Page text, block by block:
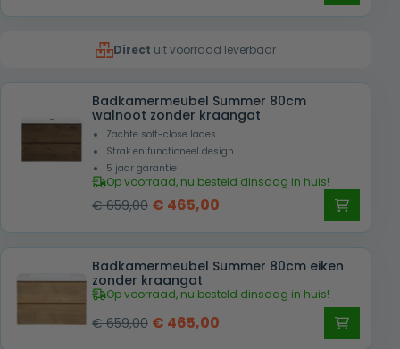
€ 855,00.€ 655,00.
Direct uit voorraad leverbaar
Badkamermeubel Summer 80cm
walnoot zonder kraangat
Zachte soft-close lades
Strak en functioneel design
5 jaar garantie
Op voorraad, nu besteld dinsdag in huis!
€659,00 Oorspronkelijke
was:
€ 659,00.
€ 465,00
is:
€ 465,00.
Badkamermeubel Summer 80cm eiken
zonder kraangat
Op voorraad, nu besteld dinsdag in huis!
€659,00 Oorspronkelijke
€ 465,00